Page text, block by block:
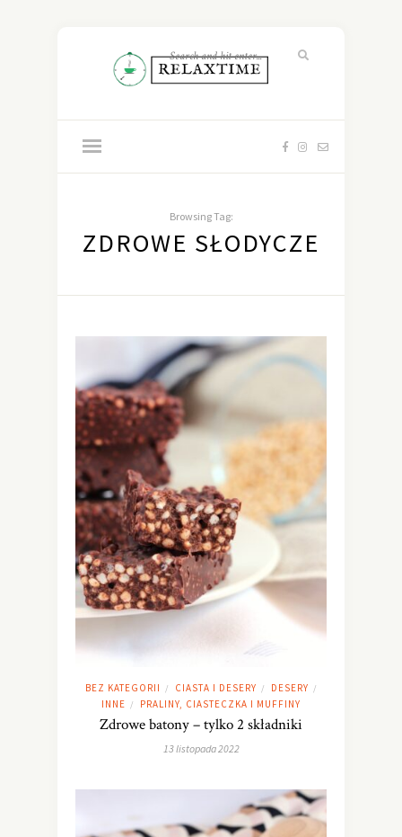
Browsing Tag:
ZDROWE SŁODYCZE
BEZ KATEGORII / CIASTA I DESERY / DESERY /
INNE / PRALINY, CIASTECZKA I MUFFINY
Zdrowe batony – tylko 2 składniki
13 listopada 2022